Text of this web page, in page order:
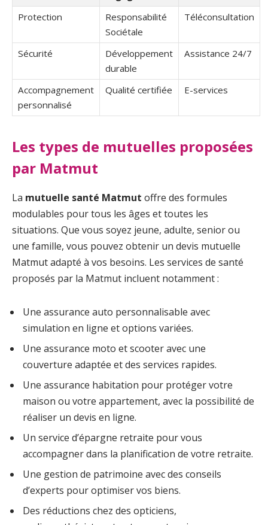
Protection
Responsabilité
Sociétale
Téléconsultation
Sécurité
Développement
durable
Assistance 24/7
Accompagnement
personnalisé
Qualité certifiée E-services
Les types de mutuelles proposées
par Matmut
La mutuelle santé Matmut offre des formules
modulables pour tous les âges et toutes les
situations. Que vous soyez jeune, adulte, senior ou
une famille, vous pouvez obtenir un devis mutuelle
Matmut adapté à vos besoins. Les services de santé
proposés par la Matmut incluent notamment :
Une assurance auto personnalisable avec
simulation en ligne et options variées.
Une assurance moto et scooter avec une
couverture adaptée et des services rapides.
Une assurance habitation pour protéger votre
maison ou votre appartement, avec la possibilité de
réaliser un devis en ligne.
Un service d’épargne retraite pour vous
accompagner dans la planification de votre retraite.
Une gestion de patrimoine avec des conseils
d’experts pour optimiser vos biens.
Des réductions chez des opticiens,